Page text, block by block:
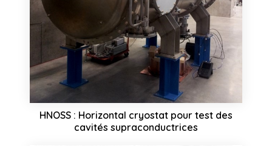
HNOSS : Horizontal cryostat pour test des
cavités supraconductrices